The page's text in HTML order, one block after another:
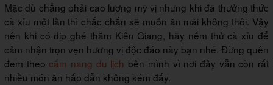
Mặc dù chẳng phải cao lương mỹ vị nhưng khi đã thưởng thức
cà xỉu một lần thì chắc chắn sẽ muốn ăn mãi không thôi. Vậy
nên khi có dịp ghé thăm Kiên Giang, hãy nếm thử cà xỉu để
cảm nhận trọn vẹn hương vị độc đáo này bạn nhé. Đừng quên
đem theo cẩm nang du lịch bên mình vì nơi đây vẫn còn rất
nhiều món ăn hấp dẫn không kém đấy.